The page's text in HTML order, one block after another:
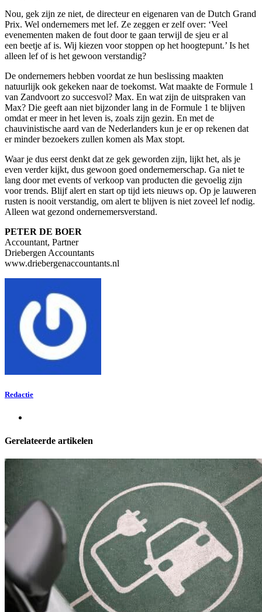
Nou, gek zijn ze niet, de directeur en eigenaren van de Dutch Grand
Prix. Wel ondernemers met lef. Ze zeggen er zelf over: ‘Veel
evenementen maken de fout door te gaan terwijl de sjeu er al
een beetje af is. Wij kiezen voor stoppen op het hoogtepunt.’ Is het
alleen lef of is het gewoon verstandig?
De ondernemers hebben voordat ze hun beslissing maakten
natuurlijk ook gekeken naar de toekomst. Wat maakte de Formule 1
van Zandvoort zo succesvol? Max. En wat zijn de uitspraken van
Max? Die geeft aan niet bijzonder lang in de Formule 1 te blijven
omdat er meer in het leven is, zoals zijn gezin. En met de
chauvinistische aard van de Nederlanders kun je er op rekenen dat
er minder bezoekers zullen komen als Max stopt.
Waar je dus eerst denkt dat ze gek geworden zijn, lijkt het, als je
even verder kijkt, dus gewoon goed ondernemerschap. Ga niet te
lang door met events of verkoop van producten die gevoelig zijn
voor trends. Blijf alert en start op tijd iets nieuws op. Op je lauweren
rusten is nooit verstandig, om alert te blijven is niet zoveel lef nodig.
Alleen wat gezond ondernemersverstand.
PETER DE BOER
Accountant, Partner
Driebergen Accountants
www.driebergenaccountants.nl
Redactie
Gerelateerde artikelen